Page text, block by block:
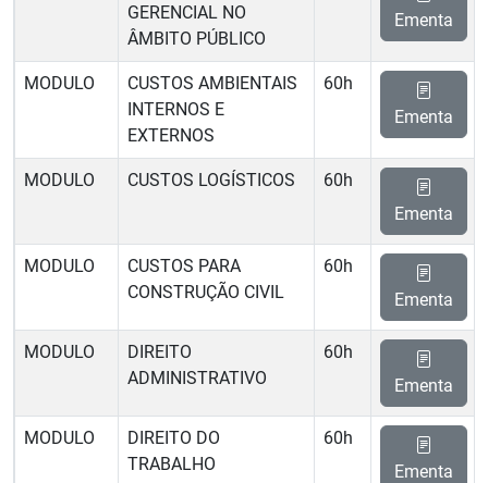
GERENCIAL NO
ÂMBITO PÚBLICO
Ementa
MODULO
CUSTOS AMBIENTAIS
INTERNOS E
EXTERNOS
60h
Ementa
MODULO CUSTOS LOGÍSTICOS
60h
Ementa
MODULO
CUSTOS PARA
CONSTRUÇÃO CIVIL
60h
Ementa
MODULO
DIREITO
ADMINISTRATIVO
60h
Ementa
MODULO
DIREITO DO
TRABALHO
60h
Ementa